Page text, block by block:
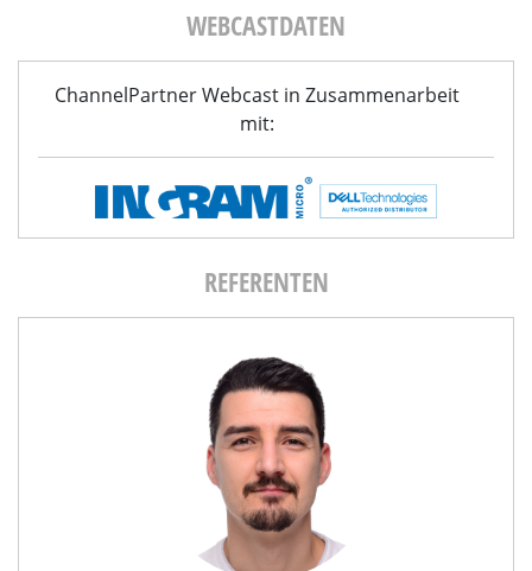
WEBCASTDATEN
ChannelPartner Webcast in Zusammenarbeit
mit:
REFERENTEN